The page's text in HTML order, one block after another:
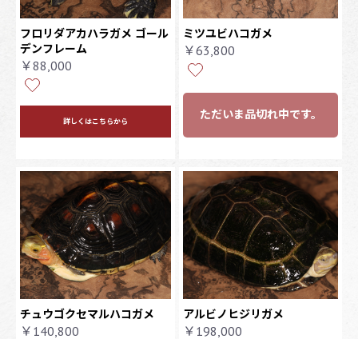
フロリダアカハラガメ ゴール
デンフレーム
￥88,000
詳しくはこちらから
ミツユビハコガメ
￥63,800
ただいま品切れ中です。
チュウゴクセマルハコガメ
￥140,800
アルビノヒジリガメ
￥198,000